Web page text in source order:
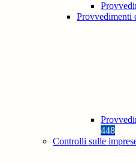
Provvedimenti
448
Controlli sulle